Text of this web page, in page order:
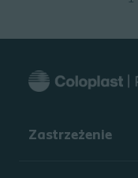
Zastrzeżenie